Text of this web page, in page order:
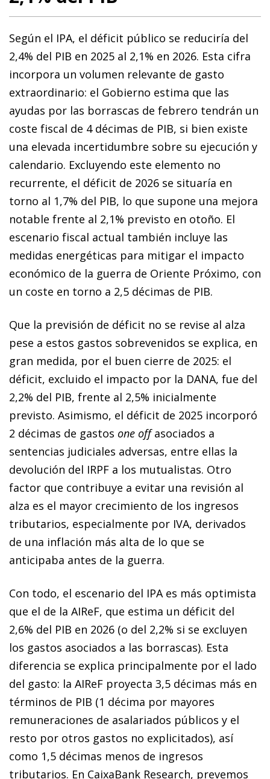
Según el IPA, el déficit público se reduciría del
2,4% del PIB en 2025 al 2,1% en 2026. Esta cifra
incorpora un volumen relevante de gasto
extraordinario: el Gobierno estima que las
ayudas por las borrascas de febrero tendrán un
coste fiscal de 4 décimas de PIB, si bien existe
una elevada incertidumbre sobre su ejecución y
calendario. Excluyendo este elemento no
recurrente, el déficit de 2026 se situaría en
torno al 1,7% del PIB, lo que supone una mejora
notable frente al 2,1% previsto en otoño. El
escenario fiscal actual también incluye las
medidas energéticas para mitigar el impacto
económico de la guerra de Oriente Próximo, con
un coste en torno a 2,5 décimas de PIB.
Que la previsión de déficit no se revise al alza
pese a estos gastos sobrevenidos se explica, en
gran medida, por el buen cierre de 2025: el
déficit, excluido el impacto por la DANA, fue del
2,2% del PIB, frente al 2,5% inicialmente
previsto. Asimismo, el déficit de 2025 incorporó
2 décimas de gastos one offasociados a
sentencias judiciales adversas, entre ellas la
devolución del IRPF a los mutualistas. Otro
factor que contribuye a evitar una revisión al
alza es el mayor crecimiento de los ingresos
tributarios, especialmente por IVA, derivados
de una inflación más alta de lo que se
anticipaba antes de la guerra.
Con todo, el escenario del IPA es más optimista
que el de la AIReF, que estima un déficit del
2,6% del PIB en 2026 (o del 2,2% si se excluyen
los gastos asociados a las borrascas). Esta
diferencia se explica principalmente por el lado
del gasto: la AIReF proyecta 3,5 décimas más en
términos de PIB (1 décima por mayores
remuneraciones de asalariados públicos y el
resto por otros gastos no explicitados), así
como 1,5 décimas menos de ingresos
tributarios. En CaixaBank Research, prevemos